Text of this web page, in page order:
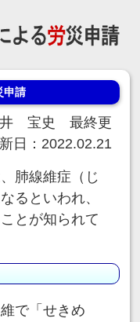
申請
宝史 最終更
新日：2022.02.21
肺線維症（じ
るといわれ、
とが知られて
で「せきめ